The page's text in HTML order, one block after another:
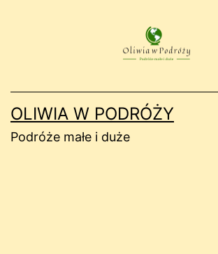
OLIWIA W PODRÓŻY
Podróże małe i duże